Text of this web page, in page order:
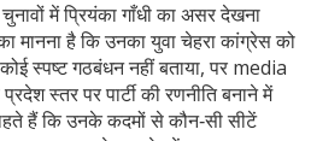
में प्रियंका गाँधी का असर देखना
मानना है कि उनका युवा चेहरा कांग्रेस को
स्पष्ट गठबंधन नहीं बताया, पर media
स्तर पर पार्टी की रणनीति बनाने में
हैं कि उनके कदमों से कौन‑सी सीटें